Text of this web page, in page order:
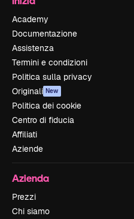
Academy
Documentazione
Assistenza
Termini e condizioni
Politica sulla privacy
Originali New
Politica dei cookie
Centro di fiducia
Affiliati
Aziende
Azienda
Prezzi
Chi siamo